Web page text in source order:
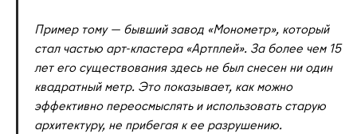
Пример тому — бывший завод «Монометр», который
стал частью арт-кластера «Артплей». За более чем 15
лет его существования здесь не был снесен ни один
квадратный метр. Это показывает, как можно
эффективно переосмыслять и использовать старую
архитектуру, не прибегая к ее разрушению.